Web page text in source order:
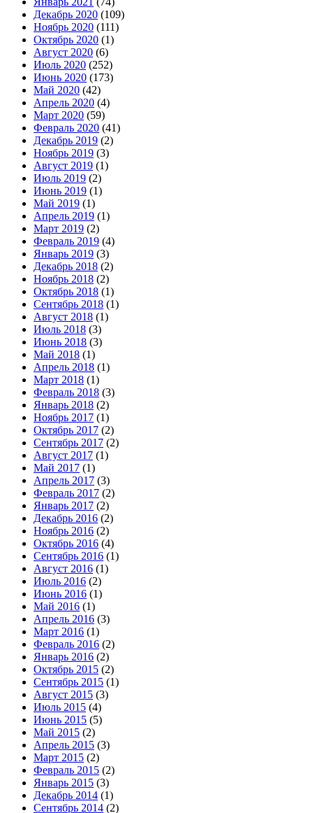
Декабрь 2020 (109)
Ноябрь 2020 (111)
Октябрь 2020 (1)
Август 2020 (6)
Июль 2020 (252)
Июнь 2020 (173)
Май 2020 (42)
Апрель 2020 (4)
Март 2020 (59)
Февраль 2020 (41)
Декабрь 2019 (2)
Ноябрь 2019 (3)
Август 2019 (1)
Июль 2019 (2)
Июнь 2019 (1)
Май 2019 (1)
Апрель 2019 (1)
Март 2019 (2)
Февраль 2019 (4)
Январь 2019 (3)
Декабрь 2018 (2)
Ноябрь 2018 (2)
Октябрь 2018 (1)
Сентябрь 2018 (1)
Август 2018 (1)
Июль 2018 (3)
Июнь 2018 (3)
Май 2018 (1)
Апрель 2018 (1)
Март 2018 (1)
Февраль 2018 (3)
Январь 2018 (2)
Ноябрь 2017 (1)
Октябрь 2017 (2)
Сентябрь 2017 (2)
Август 2017 (1)
Май 2017 (1)
Апрель 2017 (3)
Февраль 2017 (2)
Январь 2017 (2)
Декабрь 2016 (2)
Ноябрь 2016 (2)
Октябрь 2016 (4)
Сентябрь 2016 (1)
Август 2016 (1)
Июль 2016 (2)
Июнь 2016 (1)
Май 2016 (1)
Апрель 2016 (3)
Март 2016 (1)
Февраль 2016 (2)
Январь 2016 (2)
Октябрь 2015 (2)
Сентябрь 2015 (1)
Август 2015 (3)
Июль 2015 (4)
Июнь 2015 (5)
Май 2015 (2)
Апрель 2015 (3)
Март 2015 (2)
Февраль 2015 (2)
Январь 2015 (3)
Декабрь 2014 (1)
Сентябрь 2014 (2)